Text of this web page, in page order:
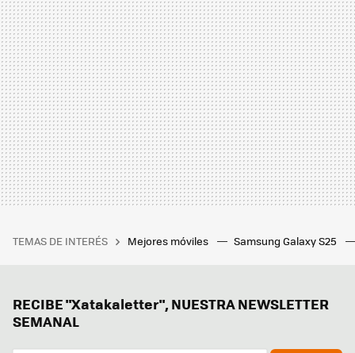
TEMAS DE INTERÉS Mejores móviles Samsung Galaxy S25
RECIBE "Xatakaletter", NUESTRA NEWSLETTER
SEMANAL